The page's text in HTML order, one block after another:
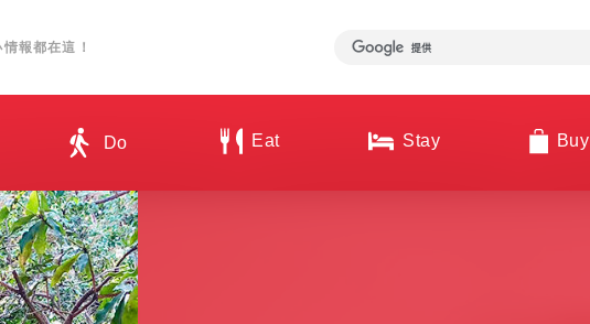
報都在這！
Do Eat Stay Buy